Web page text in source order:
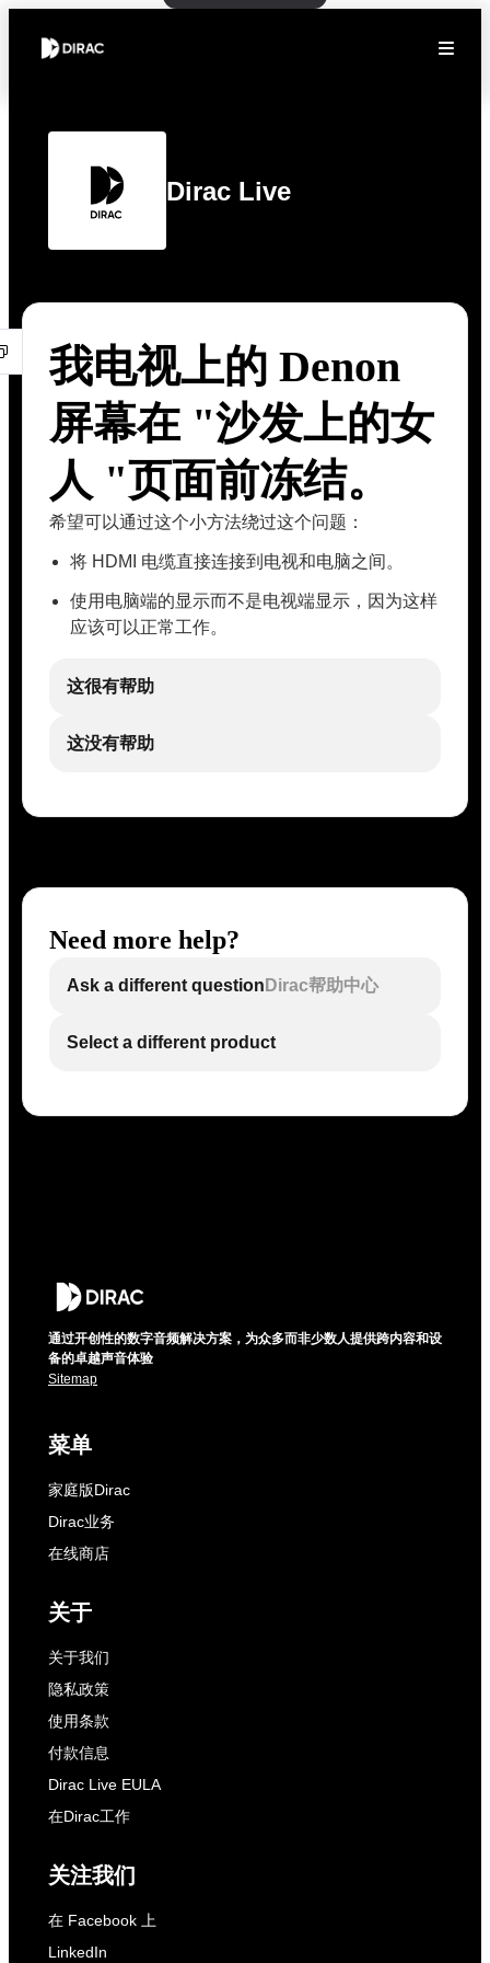
Dirac Live
我电视上的 Denon
屏幕在 "沙发上的女
人 "页面前冻结。
希望可以通过这个小方法绕过这个问题：
将 HDMI 电缆直接连接到电视和电脑之间。
使用电脑端的显示而不是电视端显示，因为这样
应该可以正常工作。
这很有帮助
这没有帮助
Need more help?
Ask a different question Dirac帮助中心
Select a different product
通过开创性的数字音频解决方案，为众多而非少数人提供跨内容和设
备的卓越声音体验
Sitemap
菜单
家庭版Dirac
Dirac业务
在线商店
关于
关于我们
隐私政策
使用条款
付款信息
Dirac Live EULA
在Dirac工作
关注我们
在 Facebook 上
LinkedIn